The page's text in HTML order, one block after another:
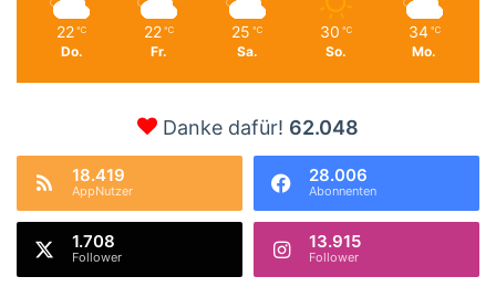
22 ℃
Do.
22 ℃
Fr.
25 ℃
Sa.
30 ℃
So.
34 ℃
Mo.
Danke dafür! 62.048
18.419
AppNutzer
28.006
Abonnenten
1.708
Follower
13.915
Follower